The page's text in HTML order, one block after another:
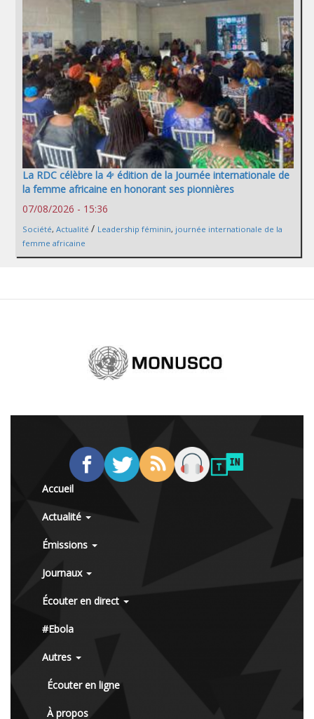
La RDC célèbre la 4ᵉ édition de la Journée internationale de
la femme africaine en honorant ses pionnières
07/08/2026 - 15:36
Société, Actualité / Leadership féminin, journée internationale de la
femme africaine
Accueil
Actualité
Émissions
Journaux
Écouter en direct
#Ebola
Autres
Écouter en ligne
À propos